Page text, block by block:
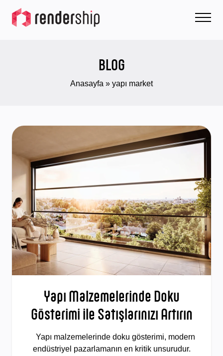
BLOG
Anasayfa » yapı market
Yapı Malzemelerinde Doku
Gösterimi ile Satışlarınızı Artırın
Yapı malzemelerinde doku gösterimi, modern
endüstriyel pazarlamanın en kritik unsurudur.